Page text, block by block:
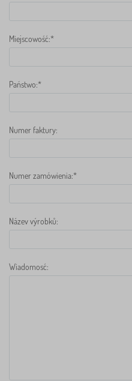
Miejscowość:*
Państwo:*
Numer faktury:
Numer zamówienia:*
Název výrobků:
Wiadomosć: